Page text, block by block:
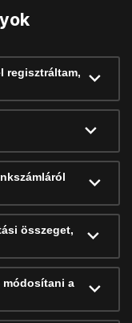
regisztráltam,
összeget,
módosítani a